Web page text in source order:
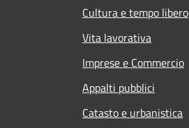
Cultura e tempo libero
Vita lavorativa
Imprese e Commercio
Appalti pubblici
Catasto e urbanistica